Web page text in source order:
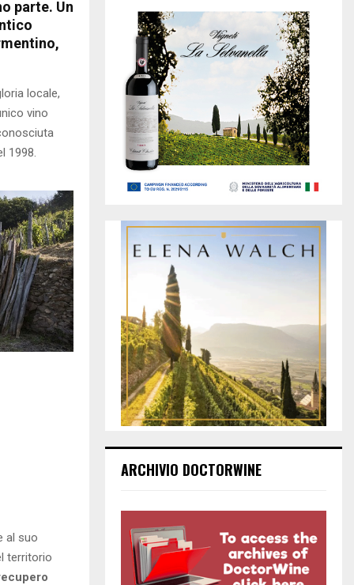
parte. Un
locale,
vino
1998.
al suo
territorio
ARCHIVIO DOCTORWINE